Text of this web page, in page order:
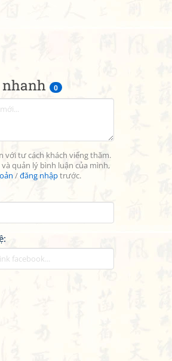
0
với tư cách khách viếng thăm.
quản lý bình luận của mình,
/đăng nhậptrước.